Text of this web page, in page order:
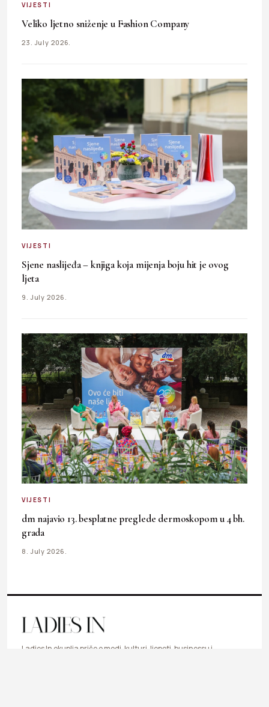
VIJESTI
Veliko ljetno sniženje u Fashion Company
23. July 2026.
VIJESTI
Sjene naslijeđa – knjiga koja mijenja boju hit je ovog
ljeta
9. July 2026.
VIJESTI
dm najavio 13. besplatne preglede dermoskopom u 4 bh.
grada
8. July 2026.
Ladies In okuplja priče o modi, kulturi, ljepoti, businessu i